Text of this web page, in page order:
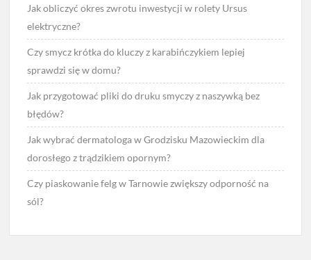
Jak obliczyć okres zwrotu inwestycji w rolety Ursus
elektryczne?
Czy smycz krótka do kluczy z karabińczykiem lepiej
sprawdzi się w domu?
Jak przygotować pliki do druku smyczy z naszywką bez
błędów?
Jak wybrać dermatologa w Grodzisku Mazowieckim dla
dorosłego z trądzikiem opornym?
Czy piaskowanie felg w Tarnowie zwiększy odporność na
sól?